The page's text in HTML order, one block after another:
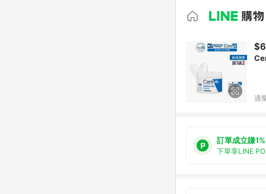
適
訂單成立賺1%
下單享LINE